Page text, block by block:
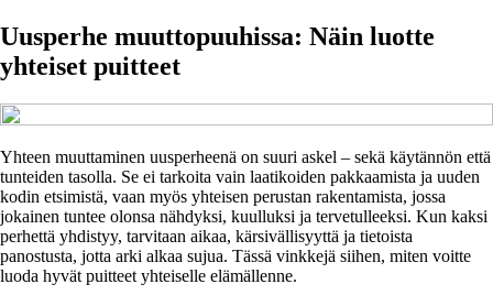
Uusperhe muuttopuuhissa: Näin luotte
yhteiset puitteet
Yhteen muuttaminen uusperheenä on suuri askel – sekä käytännön että
tunteiden tasolla. Se ei tarkoita vain laatikoiden pakkaamista ja uuden
kodin etsimistä, vaan myös yhteisen perustan rakentamista, jossa
jokainen tuntee olonsa nähdyksi, kuulluksi ja tervetulleeksi. Kun kaksi
perhettä yhdistyy, tarvitaan aikaa, kärsivällisyyttä ja tietoista
panostusta, jotta arki alkaa sujua. Tässä vinkkejä siihen, miten voitte
luoda hyvät puitteet yhteiselle elämällenne.